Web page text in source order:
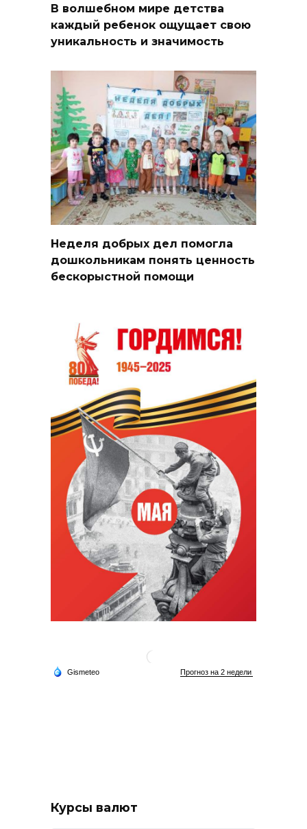
В волшебном мире детства
каждый ребенок ощущает свою
уникальность и значимость
Неделя добрых дел помогла
дошкольникам понять ценность
бескорыстной помощи
Курсы валют